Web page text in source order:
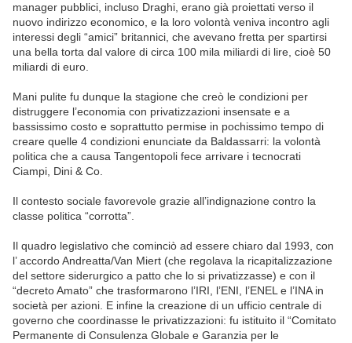
manager pubblici, incluso Draghi, erano già proiettati verso il
nuovo indirizzo economico, e la loro volontà veniva incontro agli
interessi degli “amici” britannici, che avevano fretta per spartirsi
una bella torta dal valore di circa 100 mila miliardi di lire, cioè 50
miliardi di euro.
Mani pulite fu dunque la stagione che creò le condizioni per
distruggere l’economia con privatizzazioni insensate e a
bassissimo costo e soprattutto permise in pochissimo tempo di
creare quelle 4 condizioni enunciate da Baldassarri: la volontà
politica che a causa Tangentopoli fece arrivare i tecnocrati
Ciampi, Dini & Co.
Il contesto sociale favorevole grazie all’indignazione contro la
classe politica “corrotta”.
Il quadro legislativo che cominciò ad essere chiaro dal 1993, con
l’ accordo Andreatta/Van Miert (che regolava la ricapitalizzazione
del settore siderurgico a patto che lo si privatizzasse) e con il
“decreto Amato” che trasformarono l’IRI, l’ENI, l’ENEL e l’INA in
società per azioni. E infine la creazione di un ufficio centrale di
governo che coordinasse le privatizzazioni: fu istituito il “Comitato
Permanente di Consulenza Globale e Garanzia per le